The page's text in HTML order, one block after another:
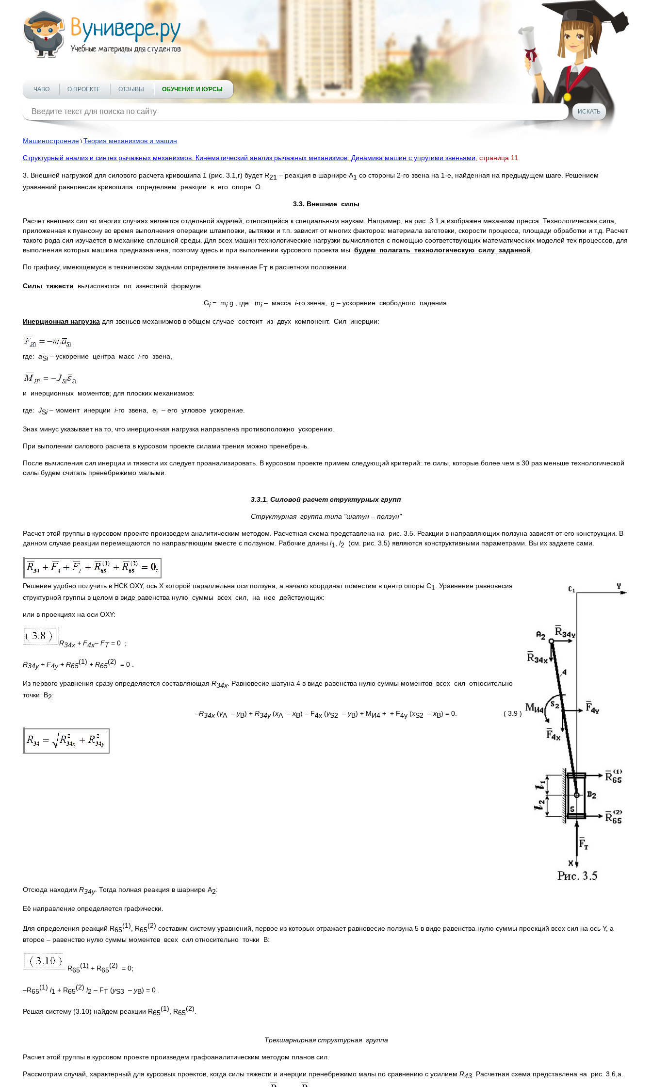
ЧАВО О ПРОЕКТЕ ОТЗЫВЫ ОБУЧЕНИЕ И КУРСЫ
Машиностроение \Теория механизмов и машин
Структурный анализ и синтез рычажных механизмов. Кинематический анализ рычажных механизмов. Динамика машин с упругими звеньями , страница 11
3. Внешней нагрузкой для силового расчета кривошипа 1 (рис. 3.1,г) будет R21 – реакция в шарнире А1 со стороны 2-го звена на 1-е, найденная на предыдущем шаге. Решением
уравнений равновесия кривошипа определяем реакции в его опоре О.
3.3. Внешние силы
Расчет внешних сил во многих случаях является отдельной задачей, относящейся к специальным наукам. Например, на рис. 3.1,а изображен механизм пресса. Технологическая сила,
приложенная к пуансону во время выполнения операции штамповки, вытяжки и т.п. зависит от многих факторов: материала заготовки, скорости процесса, площади обработки и т.д. Расчет
такого рода сил изучается в механике сплошной среды. Для всех машин технологические нагрузки вычисляются с помощью соответствующих математических моделей тех процессов, для
выполнения которых машина предназначена, поэтому здесь и при выполнении курсового проекта мы будем полагать технологическую силу заданной
По графику, имеющемуся в техническом задании определяете значение FТ в расчетном положении.
Силы тяжести вычисляются по известной формуле
Gi= mig , где: mi – масса i-го звена, g – ускорение свободного падения.
Инерционная нагрузка для звеньев механизмов в общем случае состоит из двух компонент. Сил инерции:
где: aSi– ускорение центра масс i-го звена,
и инерционных моментов; для плоских механизмов:
где: JSi – момент инерции i-го звена, ei – его угловое ускорение.
Знак минус указывает на то, что инерционная нагрузка направлена противоположно ускорению.
При выполении силового расчета в курсовом проекте силами трения можно пренебречь.
После вычисления сил инерции и тяжести их следует проанализировать. В курсовом проекте примем следующий критерий: те силы, которые более чем в 30 раз меньше технологической
силы будем считать пренебрежимо малыми.
3.3.1. Силовой расчет структурных групп
Структурная группа типа "шатун – ползун"
Расчет этой группы в курсовом проекте произведем аналитическим методом. Расчетная схема представлена на рис. 3.5. Реакции в направляющих ползуна зависят от его конструкции. В
данном случае реакции перемещаются по направляющим вместе с ползуном. Рабочие длины l1 l2 (см. рис. 3.5) являются конструктивными параметрами. Вы их задаете сами.
Решение удобно получить в НСК OXY, ось X которой параллельна оси ползуна, а начало координат поместим в центр опоры C1
. Уравнение равновесия
структурной группы в целом в виде равенства нулю суммы всех сил, на нее действующих:
или в проекциях на оси OXY:
R34x + F4x– FT= 0 ;
R34y+ F4y+ R65
(1) + R65
(2) = 0 .
Из первого уравнения сразу определяется составляющая R34x . Равновесие шатуна 4 в виде равенства нулю суммы моментов всех сил относительно
точки В2:
–R34x (yA – yB) + R34y(xA –xB) – F4x (yS2 – yB) + MИ4 + + F4y (xS2 –xB) = 0. ( 3.9 )
Отсюда находим R34y. Тогда полная реакция в шарнире A2:
Её направление определяется графически.
Для определения реакций R65
(1) , R65
(2) составим систему уравнений, первое из которых отражает равновесие ползуна 5 в виде равенства нулю суммы проекций всех сил на ось Y, а
второе – равенство нулю суммы моментов всех сил относительно точки В:
R65
(1) + R65
(2) = 0;
–R65
(1) l1 + R65
(2) l2 – FТ (yS3 – yB) = 0 .
Решая систему (3.10) найдем реакции R65
(1) , R65
(2)
Трехшарнирная структурная группа
Расчет этой группы в курсовом проекте произведем графоаналитическим методом планов сил.
Рассмотрим случай, характерный для курсовых проектов, когда силы тяжести и инерции пренебрежимо малы по сравнению с усилием R43 . Расчетная схема представлена на рис. 3.6,а.